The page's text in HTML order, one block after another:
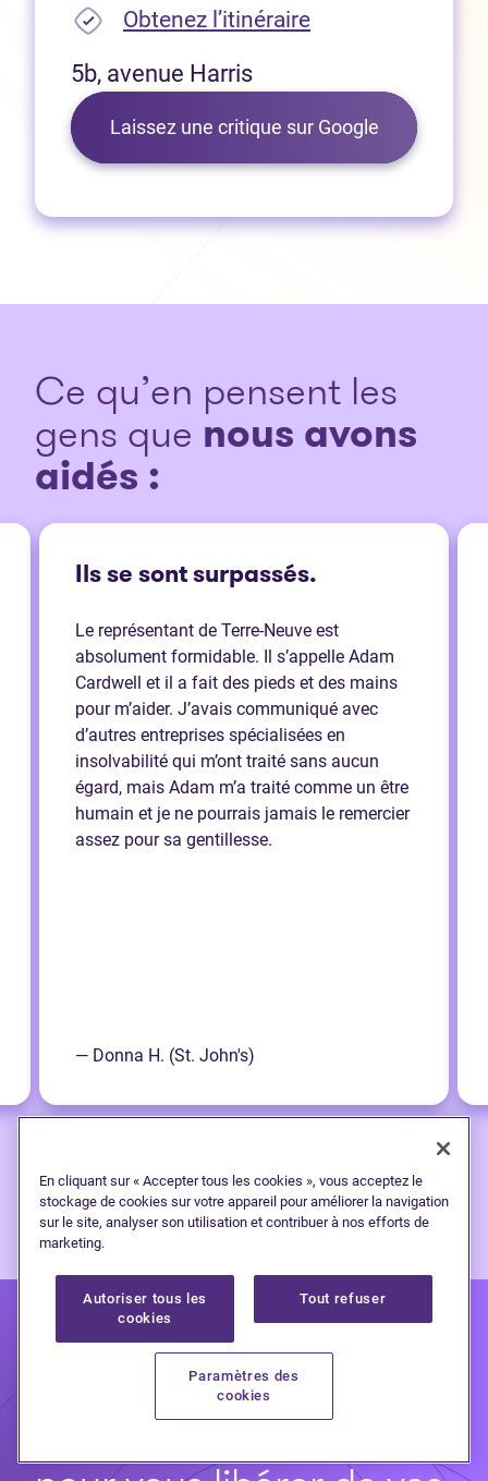
Obtenez l’itinéraire(Ouvre dans un
5b, avenue Harris
Laissez une critique sur Google(Ouvre
Ce qu’en pensent les
gens que nous avons
aidés :
Ils se sont surpassés.
Le représentant de Terre-Neuve est
absolument formidable. Il s’appelle Adam
Cardwell et il a fait des pieds et des mains
pour m’aider. J’avais communiqué avec
d’autres entreprises spécialisées en
insolvabilité qui m’ont traité sans aucun
égard, mais Adam m’a traité comme un être
humain et je ne pourrais jamais le remercier
assez pour sa gentillesse.
— Donna H. (St. John's)
En cliquant sur « Accepter tous les cookies », vous acceptez le
stockage de cookies sur votre appareil pour améliorer la navigation
sur le site, analyser son utilisation et contribuer à nos efforts de
marketing.
Autoriser tous les
cookies
Tout refuser
Paramètres des
cookies